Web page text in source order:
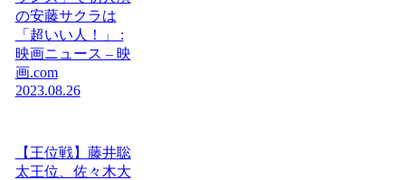
の安藤サクラは
「超いい人！」 :
映画ニュース – 映
画.com
2023.08.26
【王位戦】藤井聡
太王位、佐々木大